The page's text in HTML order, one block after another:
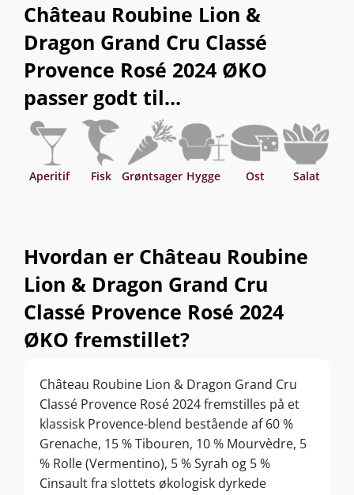
Château Roubine Lion &
Dragon Grand Cru Classé
Provence Rosé 2024 ØKO
passer godt til...
Aperitif Fisk Grøntsager Hygge Ost Salat
Hvordan er Château Roubine
Lion & Dragon Grand Cru
Classé Provence Rosé 2024
ØKO fremstillet?
Château Roubine Lion & Dragon Grand Cru
Classé Provence Rosé 2024 fremstilles på et
klassisk Provence-blend bestående af 60 %
Grenache, 15 % Tibouren, 10 % Mourvèdre, 5
% Rolle (Vermentino), 5 % Syrah og 5 %
Cinsault fra slottets økologisk dyrkede